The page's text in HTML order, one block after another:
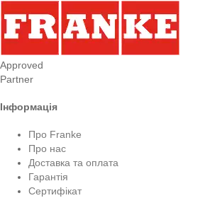
Approved
Partner
Інформація
Про Franke
Про нас
Доставка та оплата
Гарантія
Сертифікат